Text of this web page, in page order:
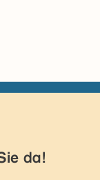
da!